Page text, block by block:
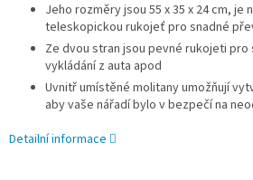
Jeho rozměry jsou 55 x 35 x 24 cm, je
teleskopickou rukojeť pro snadné
Ze dvou stran jsou pevné rukojeti pro
vykládání z auta apod
Uvnitř umístěné molitany umožňují
aby vaše nářadí bylo v bezpečí na
Detailní informace